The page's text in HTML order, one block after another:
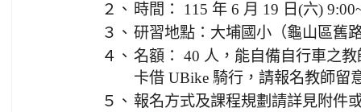
２、 時間： 115 年 6 月 19 日(六)
３、 研習地點：大埔國小（龜山區舊
４、 名額： 40 人，能自備自行車之
卡借 UBike 騎行，請報名教師留
５、 報名方式及課程規劃請詳見附件